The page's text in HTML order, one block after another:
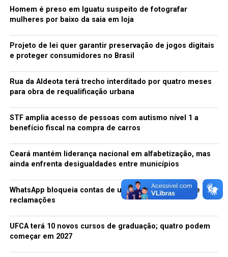
Homem é preso em Iguatu suspeito de fotografar
mulheres por baixo da saia em loja
Projeto de lei quer garantir preservação de jogos digitais
e proteger consumidores no Brasil
Rua da Aldeota terá trecho interditado por quatro meses
para obra de requalificação urbana
STF amplia acesso de pessoas com autismo nível 1 a
benefício fiscal na compra de carros
Ceará mantém liderança nacional em alfabetização, mas
ainda enfrenta desigualdades entre municípios
WhatsApp bloqueia contas de usuários para análise e gera
reclamações
UFCA terá 10 novos cursos de graduação; quatro podem
começar em 2027